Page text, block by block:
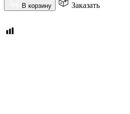
В корзину Заказать